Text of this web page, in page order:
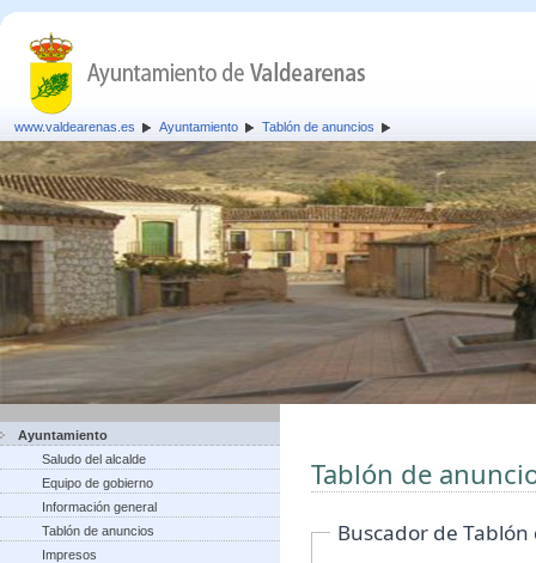
www.valdearenas.es Ayuntamiento Tablón de anuncios
Ayuntamiento
Saludo del alcalde
Equipo de gobierno
Información general
Tablón de anuncios
Impresos
Tablón de
Buscador de